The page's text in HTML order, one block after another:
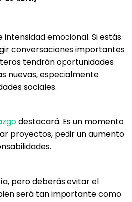
intensidad emocional. Si estás
conversaciones importantes
tendrán oportunidades
nuevas, especialmente
sociales.
destacará. Es un momento
proyectos, pedir un aumento
pero deberás evitar el
será tan importante como